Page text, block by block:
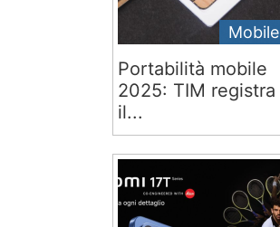
Mobile
Portabilità mobile
2025: TIM registra
il...